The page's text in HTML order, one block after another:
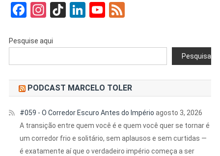
Facebook
Instagram
TikTokLinkedIn
YouTube
Pesquise aqui
Pesquisar
PODCAST MARCELO TOLER
#059 - O Corredor Escuro Antes do Império agosto 3, 2026
A transição entre quem você é e quem você quer se tornar é
um corredor frio e solitário, sem aplausos e sem curtidas —
é exatamente aí que o verdadeiro império começa a ser